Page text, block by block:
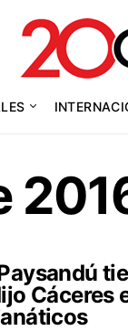
Cáceres